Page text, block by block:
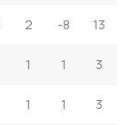
2 -8 13
1 1 3
1 1 3